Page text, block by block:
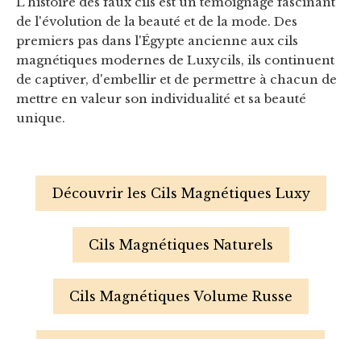
de l'évolution de la beauté et de la mode. Des
premiers pas dans l'Égypte ancienne aux cils
magnétiques modernes de Luxycils, ils continuent
de captiver, d'embellir et de permettre à chacun de
mettre en valeur son individualité et sa beauté
unique.
Découvrir les Cils Magnétiques Luxy
Cils Magnétiques Naturels
Cils Magnétiques Volume Russe